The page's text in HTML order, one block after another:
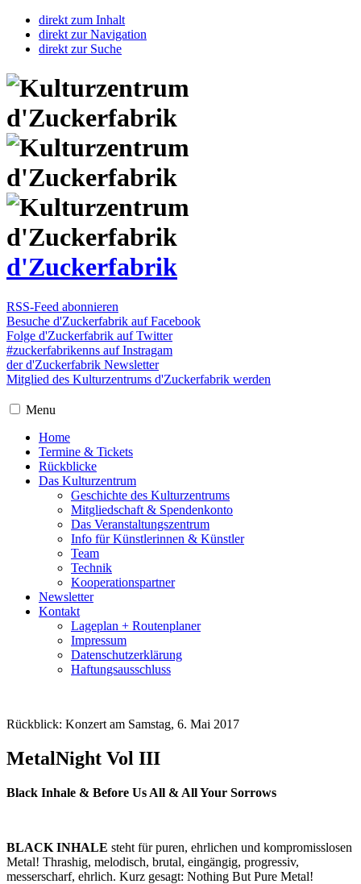
direkt zum Inhalt
direkt zur Navigation
direkt zur Suche
d'Zuckerfabrik
RSS-Feed abonnieren
Besuche d'Zuckerfabrik auf Facebook
Folge d'Zuckerfabrik auf Twitter
#zuckerfabrikenns auf Instragam
der d'Zuckerfabrik Newsletter
Mitglied des Kulturzentrums d'Zuckerfabrik werden
Menu
Home
Termine & Tickets
Rückblicke
Das Kulturzentrum
Geschichte des Kulturzentrums
Mitgliedschaft & Spendenkonto
Das Veranstaltungszentrum
Info für Künstlerinnen & Künstler
Team
Technik
Kooperationspartner
Newsletter
Kontakt
Lageplan + Routenplaner
Impressum
Datenschutzerklärung
Haftungsausschluss
Rückblick: Konzert am Samstag, 6. Mai 2017
MetalNight Vol III
Black Inhale & Before Us All & All Your Sorrows
BLACK INHALE steht für puren, ehrlichen und kompromisslosen
Metal! Thrashig, melodisch, brutal, eingängig, progressiv,
messerscharf, ehrlich. Kurz gesagt: Nothing But Pure Metal!